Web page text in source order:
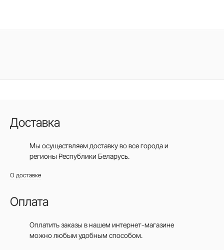
Доставка
Мы осуществляем доставку во все городаи
регионы Республики Беларусь.
О доставке
Оплата
Оплатить заказы в нашем интернет-магазине
можно любым удобным способом.